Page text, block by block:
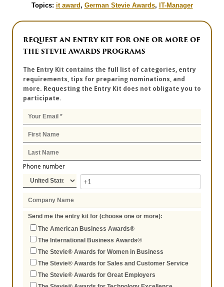
Topics: it award, German Stevie Awards, IT-Manager
REQUEST AN ENTRY KIT FOR ONE OR MORE OF
THE STEVIE AWARDS PROGRAMS
The Entry Kit contains the full list of categories, entry
requirements, tips for preparing nominations, and
more. Requesting the Entry Kit does not obligate you to
participate.
Phone number
Send me the entry kit for (choose one or more):
The American Business Awards®
The International Business Awards®
The Stevie® Awards for Women in Business
The Stevie® Awards for Sales and Customer Service
The Stevie® Awards for Great Employers